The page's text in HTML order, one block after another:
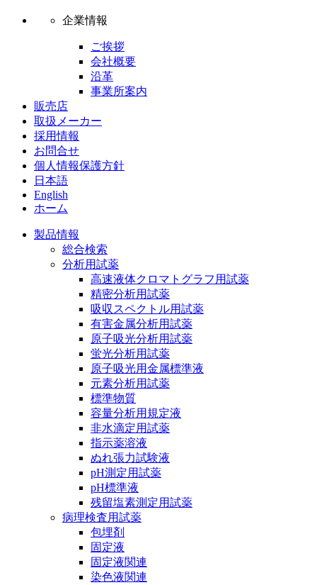
企業情報
ご挨拶
会社概要
沿革
事業所案内
販売店
取扱メーカー
採用情報
お問合せ
個人情報保護方針
日本語
English
ホーム
製品情報
総合検索
分析用試薬
高速液体クロマトグラフ用試薬
精密分析用試薬
吸収スペクトル用試薬
有害金属分析用試薬
原子吸光分析用試薬
蛍光分析用試薬
原子吸光用金属標準液
元素分析用試薬
標準物質
容量分析用規定液
非水滴定用試薬
指示薬溶液
ぬれ張力試験液
pH測定用試薬
pH標準液
残留塩素測定用試薬
病理検査用試薬
包埋剤
固定液
固定液関連
染色液関連